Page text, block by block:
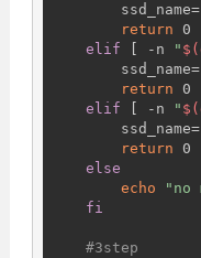
        ssd_name=
return 0
elif [ -n "
        ssd_name=
return 0
elif [ -n "
        ssd_name=
return 0
else
echo
"no
fi
#3step